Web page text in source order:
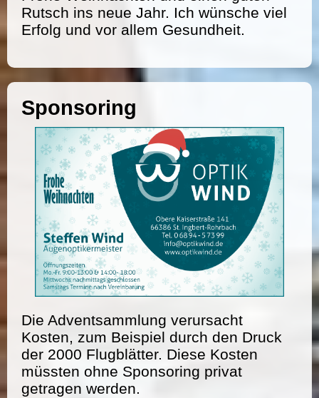
Rutsch ins neue Jahr. Ich wünsche viel
Erfolg und vor allem Gesundheit.
Sponsoring
Die Adventsammlung verursacht
Kosten, zum Beispiel durch den Druck
der 2000 Flugblätter. Diese Kosten
müssten ohne Sponsoring privat
getragen werden.